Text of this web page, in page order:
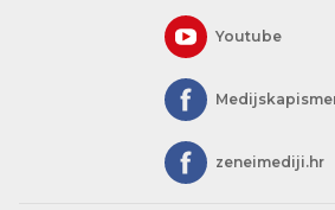
Youtube
zeneimediji.hr